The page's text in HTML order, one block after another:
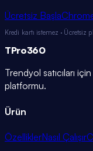
Ücretsiz Başla
Kredi kartı istemez ·
TPro360
Trendyol satıcıları
platformu.
Ürün
ÖzelliklerNasıl Çalışır